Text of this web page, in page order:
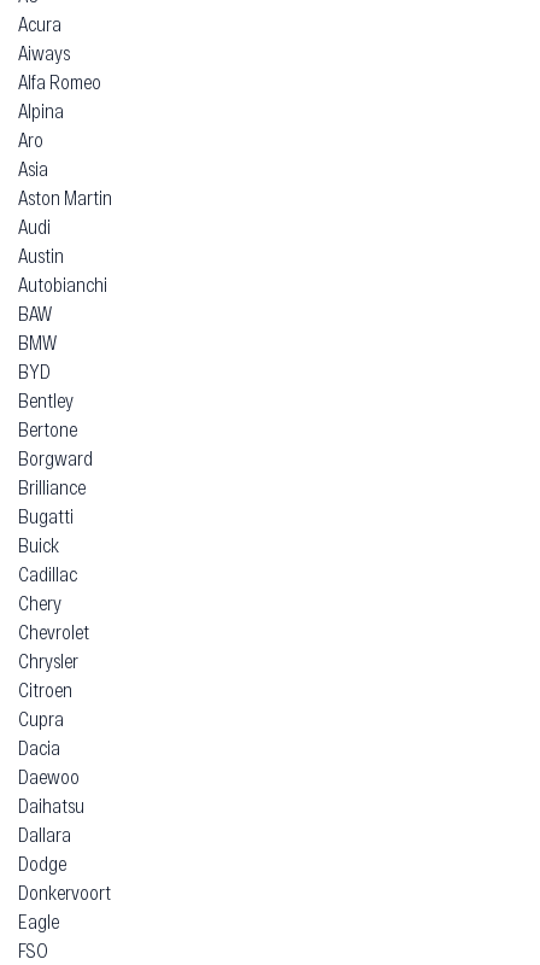
Acura
Aiways
Alfa Romeo
Alpina
Aro
Asia
Aston Martin
Audi
Austin
Autobianchi
BAW
BMW
BYD
Bentley
Bertone
Borgward
Brilliance
Bugatti
Buick
Cadillac
Chery
Chevrolet
Chrysler
Citroen
Cupra
Dacia
Daewoo
Daihatsu
Dallara
Dodge
Donkervoort
Eagle
FSO